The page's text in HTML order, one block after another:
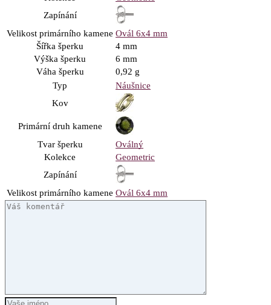
Zapínání
Velikost primárního kamene Ovál 6x4 mm
Šířka šperku
4 mm
Výška šperku
6 mm
Váha šperku
0,92 g
Typ
Náušnice
Kov
Primární druh kamene
Tvar šperku
Oválný
Kolekce
Geometric
Zapínání
Velikost primárního kamene Ovál 6x4 mm